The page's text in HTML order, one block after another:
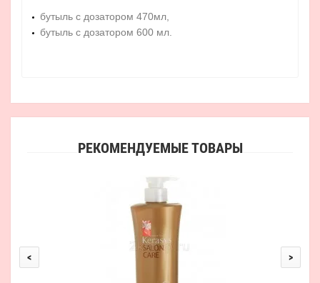
бутыль с дозатором 470мл,
бутыль с дозатором 600 мл.
РЕКОМЕНДУЕМЫЕ ТОВАРЫ
< >